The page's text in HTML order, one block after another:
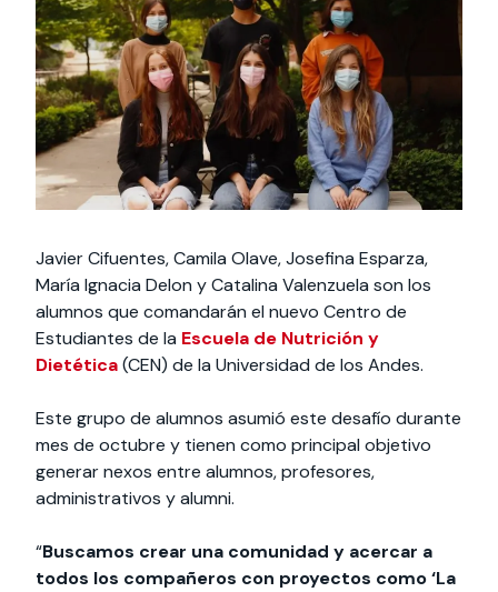
cursos
Especialidades y
estadías
Te puede
interesar:
International
students
Facultades
interesar:
2025
vinculación con la
sociedad
Extensión Cultural
Te puede interesar:Filantropía y Donaciones
intercambio
Servicios y apoyos
Te puede
interesar:
Explora el campus
Uandes
Noticias
estudiantiles
Javier Cifuentes, Camila Olave, Josefina Esparza,
María Ignacia Delon y Catalina Valenzuela son los
alumnos que comandarán el nuevo Centro de
Estudiantes de la Escuela de Nutrición y
Dietética(CEN) de la Universidad de los Andes.
Este grupo de alumnos asumió este desafío durante
mes de octubre y tienen como principal objetivo
generar nexos entre alumnos, profesores,
administrativos y alumni.
“Buscamos crear una comunidad y acercar a
todos los compañeros con proyectos como ‘La